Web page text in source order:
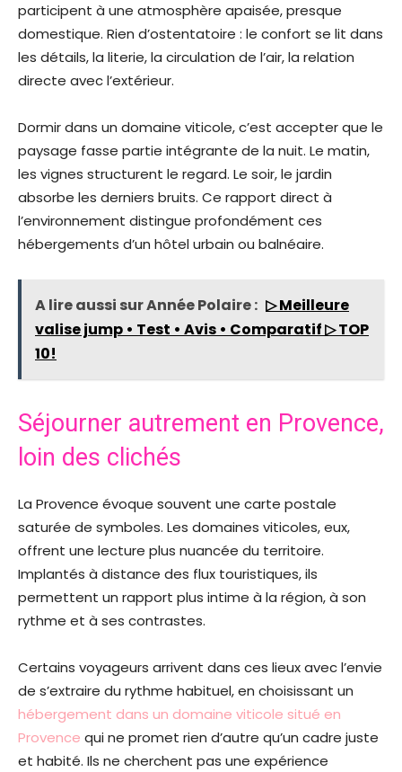
participent à une atmosphère apaisée, presque
domestique. Rien d’ostentatoire : le confort se lit dans
les détails, la literie, la circulation de l’air, la relation
directe avec l’extérieur.
Dormir dans un domaine viticole, c’est accepter que le
paysage fasse partie intégrante de la nuit. Le matin,
les vignes structurent le regard. Le soir, le jardin
absorbe les derniers bruits. Ce rapport direct à
l’environnement distingue profondément ces
hébergements d’un hôtel urbain ou balnéaire.
A lire aussi sur Année Polaire : ▷ Meilleure
valise jump • Test • Avis • Comparatif ▷ TOP
10!
Séjourner autrement en Provence,
loin des clichés
La Provence évoque souvent une carte postale
saturée de symboles. Les domaines viticoles, eux,
offrent une lecture plus nuancée du territoire.
Implantés à distance des flux touristiques, ils
permettent un rapport plus intime à la région, à son
rythme et à ses contrastes.
Certains voyageurs arrivent dans ces lieux avec l’envie
de s’extraire du rythme habituel, en choisissant un
hébergement dans un domaine viticole situé en
Provence qui ne promet rien d’autre qu’un cadre juste
et habité. Ils ne cherchent pas une expérience